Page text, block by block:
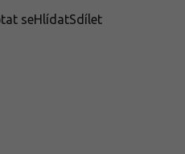
seHlídatSdílet